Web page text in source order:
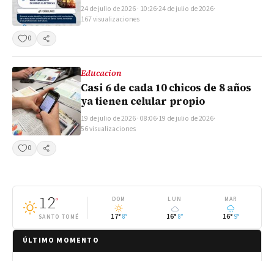
24 de julio de 2026 · 10:26·24 de julio de 2026·
167 visualizaciones
0
Compartir
Educacion
Casi 6 de cada 10 chicos de 8 años
ya tienen celular propio
19 de julio de 2026 · 08:06·19 de julio de 2026·
56 visualizaciones
0
Compartir
12°
SANTO TOMÉ
DOM
17° 8°
LUN
16° 8°
MAR
16° 9°
ÚLTIMO MOMENTO